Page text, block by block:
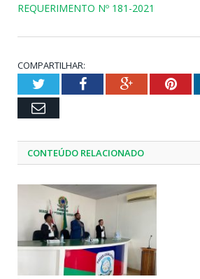
REQUERIMENTO Nº 181-2021
COMPARTILHAR:
TwitterFacebookGoogle+
Email
CONTEÚDO RELACIONADO